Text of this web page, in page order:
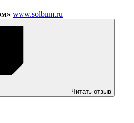
www.solbum.ru
Читать отзыв